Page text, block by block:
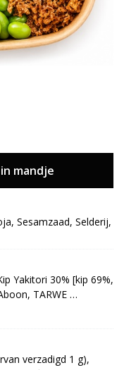
mandje
Sesamzaad, Selderij,
Yakitori 30% [kip 69%,
TARWE
water, suiker,
kruiden 3% [suiker,
kurkuma, komijn,
verzadigd 1 g),